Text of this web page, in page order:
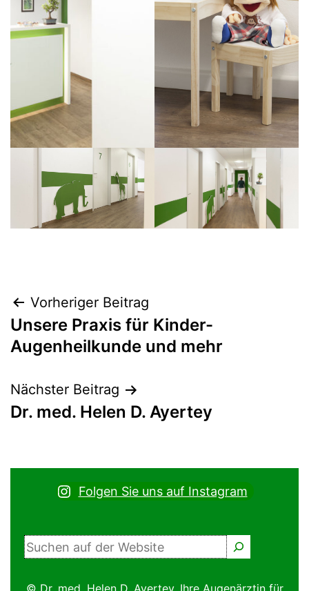
Beitragsnavigation
Vorheriger Beitrag
Unsere Praxis für Kinder-
Augenheilkunde und mehr
Nächster Beitrag
Dr. med. Helen D. Ayertey
Folgen Sie uns auf Instagram